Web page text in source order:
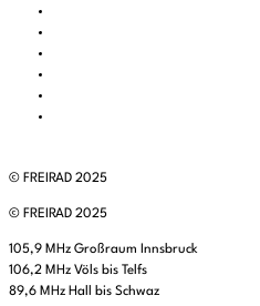
© FREIRAD 2025
© FREIRAD 2025
105,9 MHz Großraum Innsbruck
106,2 MHz Völs bis Telfs
89,6 MHz Hall bis Schwaz